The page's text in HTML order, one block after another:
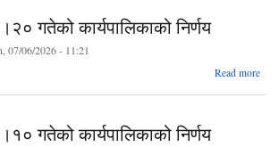
गतेको कार्यपालिकाको निर्णय
07/06/2026 - 11:21
Read more
गतेको कार्यपालिकाको निर्णय